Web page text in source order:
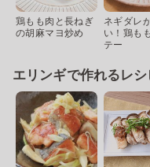
鶏もも肉と長ねぎ
の胡麻マヨ炒め
ネギダレ
い！鶏も
テー
エリンギで作れるレ